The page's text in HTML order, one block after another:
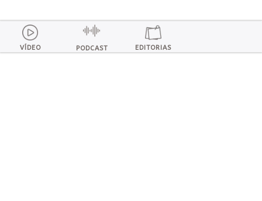
VÍDEO PODCAST EDITORIAS